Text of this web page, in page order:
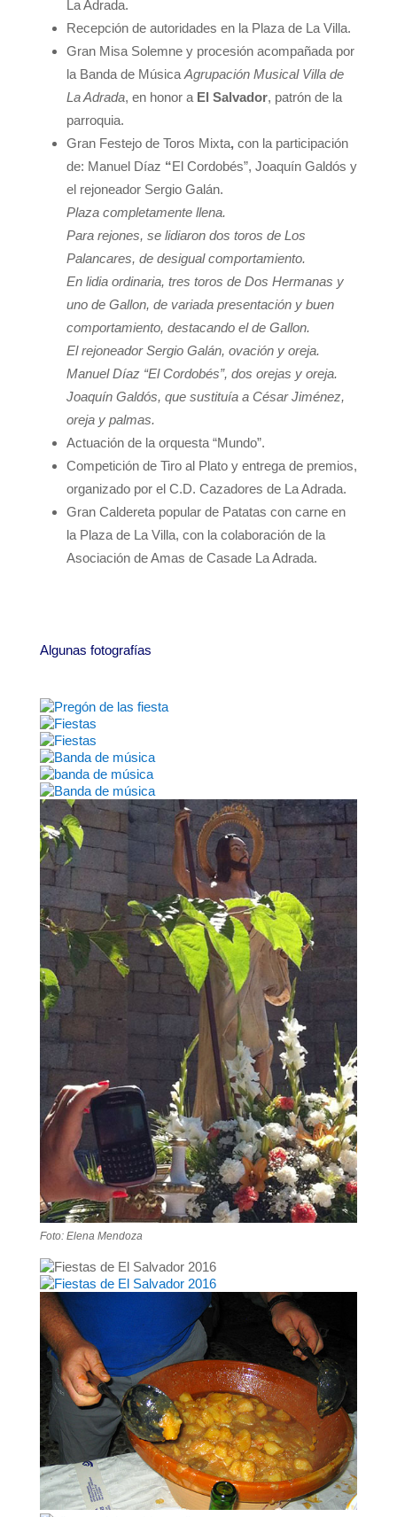
La Adrada.
Recepción de autoridades en la Plaza de La Villa.
Gran Misa Solemne y procesión acompañada por
la Banda de Música Agrupación Musical Villa de
La Adrada, en honor a El Salvador, patrón de la
parroquia.
Gran Festejo de Toros Mixta, con la participación
de: Manuel Díaz “El Cordobés”, Joaquín Galdós y
el rejoneador Sergio Galán.
Plaza completamente llena.
Para rejones, se lidiaron dos toros de Los
Palancares, de desigual comportamiento.
En lidia ordinaria, tres toros de Dos Hermanas y
uno de Gallon, de variada presentación y buen
comportamiento, destacando el de Gallon.
El rejoneador Sergio Galán, ovación y oreja.
Manuel Díaz “El Cordobés”, dos orejas y oreja.
Joaquín Galdós, que sustituía a César Jiménez,
oreja y palmas.
Actuación de la orquesta “Mundo”.
Competición de Tiro al Plato y entrega de premios,
organizado por el C.D. Cazadores de La Adrada.
Gran Caldereta popular de Patatas con carne en
la Plaza de La Villa, con la colaboración de la
Asociación de Amas de Casade La Adrada.
Algunas fotografías
Foto: Elena Mendoza